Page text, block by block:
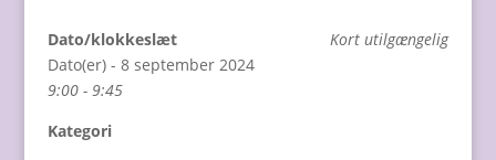
Kort utilgængelig
Dato/klokkeslæt
Dato(er) - 8 september 2024
9:00 - 9:45
Kategori